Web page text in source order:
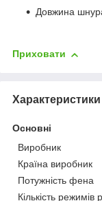
Довжина
Приховати
Характеристики
Основні
Виробник
Країна виробник
Потужність фена
Кількість режимів